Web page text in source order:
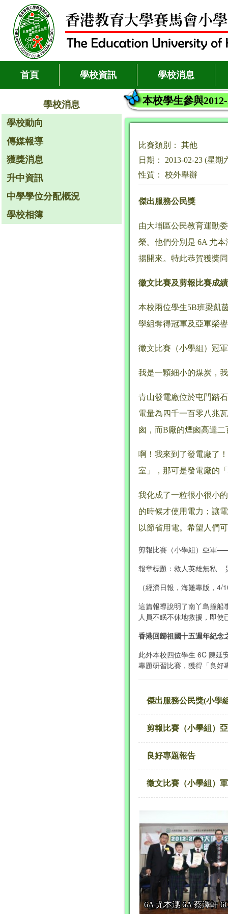
首頁 學校資訊 學校消息
學校消息
學校動向
傳媒報導
獲獎消息
升中資訊
中學學位分配概況
學校相簿
本校學生參與
比賽類別： 其他
日期： 2013-02-23 (星期
性質： 校外舉辦
傑出服務公民獎
由大埔區公民教育運動
榮。他們分別是 6A 尤
揚開來。特此恭賀獲獎
徵文比賽及剪報比賽成
本校兩位學生5B班梁凱
學組奪得冠軍及亞軍榮
徵文比賽（小學組）冠
我是一顆細小的煤炭，
青山發電廠位於屯門踏
電量為四千一百零八兆
囪，而B廠的煙囪高達
啊！我來到了發電廠了
室」，那可是發電廠的
我化成了一粒很小很小
的時候才使用電力；讓
以節省用電。希望人們
剪報比賽（小學組）亞軍
報章標題：救人英雄無私
（經濟日報，海難專版，4/
這篇報導說明了南丫島撞船
人員不眠不休地救援，即
香港回歸祖國十五週年紀念
此外本校四位學生 6C 陳延
專題研習比賽，獲得「良好
傑出服務公民獎(小學
剪報比賽（小學組）
良好專題報告
徵文比賽（小學組）
6A 尤本潓 6A 蔡澤軒